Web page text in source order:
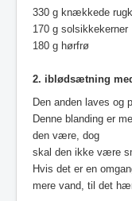
330 g knækkede
170 g solsikkekerner
180 g hørfrø
2. iblødsætning
Den anden laves og
Denne blanding er
den være, dog
skal den ikke være
Hvis det er en
mere vand, til det